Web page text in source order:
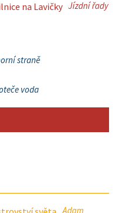
Jízdní řady
straně
voda
Adam